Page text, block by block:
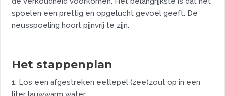
spoelen een prettig en opgelucht gevoel geeft. De
neusspoeling hoort pijnvrij te zijn.
Het stappenplan
1. Los een afgestreken eetlepel (zee)zout op in een